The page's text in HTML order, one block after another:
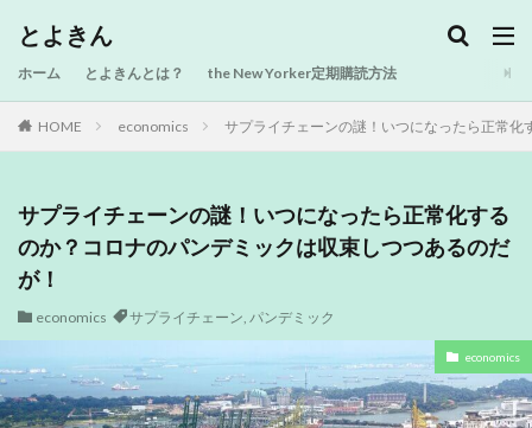
とよきん
ホーム とよきんとは？ the New Yorker定期購読方法
HOME economics サプライチェーンの謎！いつになったら正常
サプライチェーンの謎！いつになったら正常化する
のか？コロナのパンデミックは収束しつつあるのだ
が！
economics サプライチェーン, パンデミック
economics